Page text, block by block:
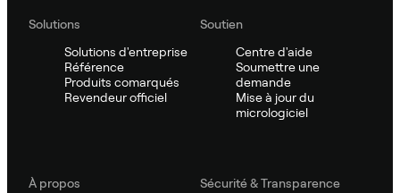
Solutions
Solutions d'entreprise
Référence
Produits comarqués
Revendeur officiel
Soutien
Centre d'aide
Soumettre une
demande
Mise à jour du
micrologiciel
À propos
Sécurité & Transparence